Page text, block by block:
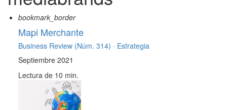
bookmark_border
Mapi Merchante
Business Review (Núm. 314) · Estrategia
Septiembre 2021
Lectura de 10 min.